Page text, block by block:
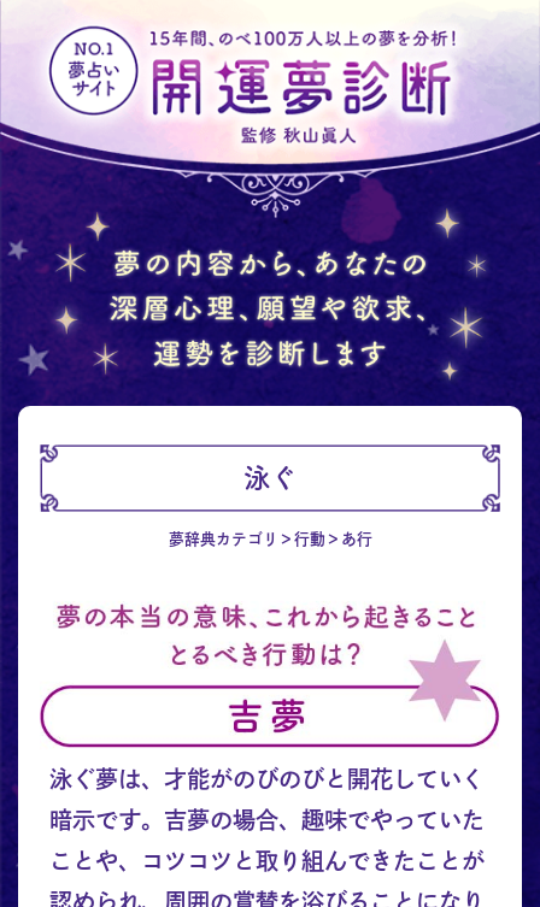
泳ぐ
夢辞典カテゴリ 行動 あ行
泳ぐ夢は、才能がのびのびと開花していく
暗示です。吉夢の場合、趣味でやっていた
ことや、コツコツと取り組んできたことが
認められ、周囲の賞賛を浴びることになり